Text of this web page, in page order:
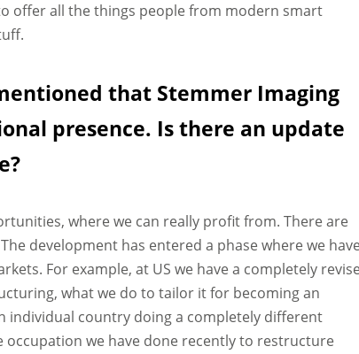
offer all the things people from modern smart
that Stemmer Imaging
presence. Is there an update
where we can really profit from. There are
development has entered a phase where we have
For example, at US we have a completely
what we do to tailor it for becoming an
individual country doing a completely different
occupation we have done recently to restructure